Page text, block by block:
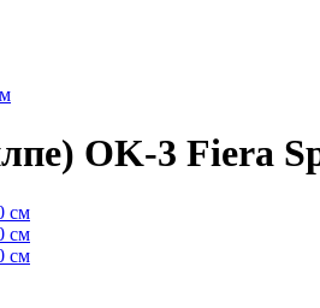
OK-3 Fiera